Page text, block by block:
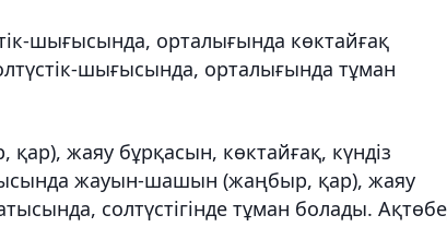
шығысында, орталығында көктайғақ
шығысында, орталығында тұман
жаяу бұрқасын, көктайғақ, күндіз
жауын-шашын (жаңбыр, қар), жаяу
солтүстігінде тұман болады.